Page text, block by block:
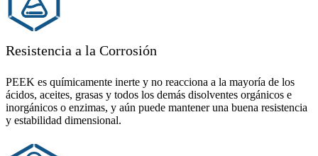
Resistencia a la Corrosión
PEEK es químicamente inerte y no reacciona a la mayoría de los
ácidos, aceites, grasas y todos los demás disolventes orgánicos e
inorgánicos o enzimas, y aún puede mantener una buena resistencia
y estabilidad dimensional.